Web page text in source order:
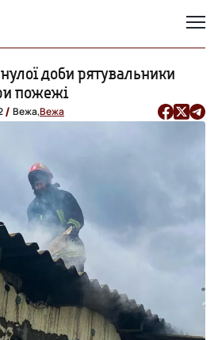
доби рятувальники
пожежі
Вежа,Вежа